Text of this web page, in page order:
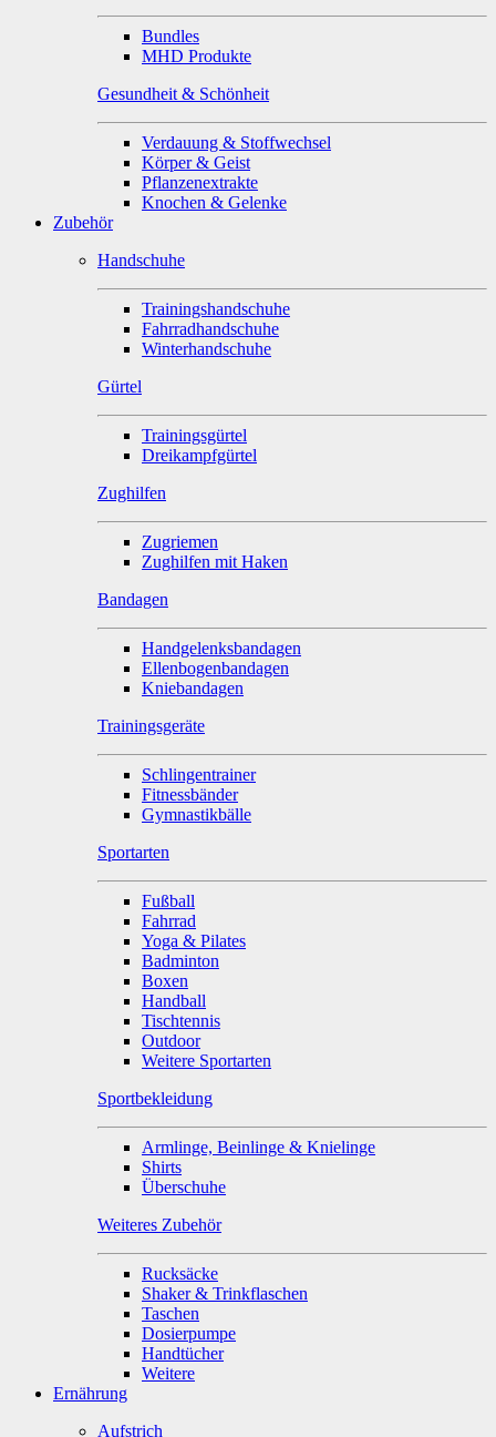
Bundles
MHD Produkte
Gesundheit & Schönheit
Verdauung & Stoffwechsel
Körper & Geist
Pflanzenextrakte
Knochen & Gelenke
Zubehör
Handschuhe
Trainingshandschuhe
Fahrradhandschuhe
Winterhandschuhe
Gürtel
Trainingsgürtel
Dreikampfgürtel
Zughilfen
Zugriemen
Zughilfen mit Haken
Bandagen
Handgelenksbandagen
Ellenbogenbandagen
Kniebandagen
Trainingsgeräte
Schlingentrainer
Fitnessbänder
Gymnastikbälle
Sportarten
Fußball
Fahrrad
Yoga & Pilates
Badminton
Boxen
Handball
Tischtennis
Outdoor
Weitere Sportarten
Sportbekleidung
Armlinge, Beinlinge & Knielinge
Shirts
Überschuhe
Weiteres Zubehör
Rucksäcke
Shaker & Trinkflaschen
Taschen
Dosierpumpe
Handtücher
Weitere
Ernährung
Aufstrich